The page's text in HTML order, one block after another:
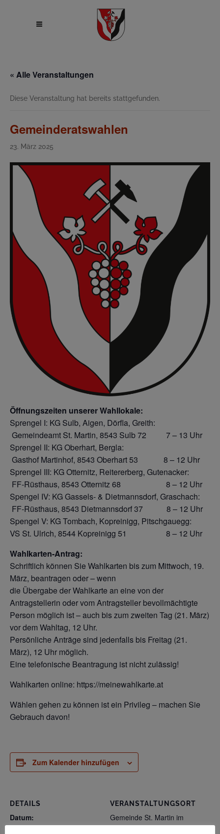
« Alle Veranstaltungen
Diese Veranstaltung hat bereits stattgefunden.
Gemeinderatswahlen
23. März 2025
Öffnungszeiten unserer Wahllokale:
Sprengel I: KG Sulb, Aigen, Dörfla, Greith:
Gemeindeamt St. Martin, 8543 Sulb 72 7 – 13 Uhr
Sprengel II: KG Oberhart, Bergla:
Gasthof Martinhof, 8543 Oberhart 53 8 – 12 Uhr
Sprengel III: KG Otternitz, Reitererberg, Gutenacker:
FF-Rüsthaus, 8543 Otternitz 68 8 – 12 Uhr
Spengel IV: KG Gassels- & Dietmannsdorf, Graschach:
FF-Rüsthaus, 8543 Dietmannsdorf 37 8 – 12 Uhr
Spengel V: KG Tombach, Kopreinigg, Pitschgauegg:
VS St. Ulrich, 8544 Kopreinigg 51 8 – 12 Uhr
Wahlkarten-Antrag:
Schriftlich können Sie Wahlkarten bis zum Mittwoch, 19.
März, beantragen oder – wenn
die Übergabe der Wahlkarte an eine von der
Antragstellerin oder vom Antragsteller bevollmächtigte
Person möglich ist – auch bis zum zweiten Tag (21. März)
vor dem Wahltag, 12 Uhr.
Persönliche Anträge sind jedenfalls bis Freitag (21.
März), 12 Uhr möglich.
Eine telefonische Beantragung ist nicht zulässig!
Wahlkarten online: https://meinewahlkarte.at
Wählen gehen zu können ist ein Privileg – machen Sie
Gebrauch davon!
Zum Kalender hinzufügen
DETAILS
Datum:
VERANSTALTUNGSORT
Gemeinde St. Martin im
Sulmtal